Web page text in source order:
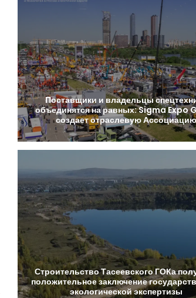
Поставщики и владельцы
объединятсянаравных:SigmaExpo
создаетотраслевуюАссоциацию
СтроительствоТасеевскогоГОКа
положительноезаключение
экологическойэкспертизы